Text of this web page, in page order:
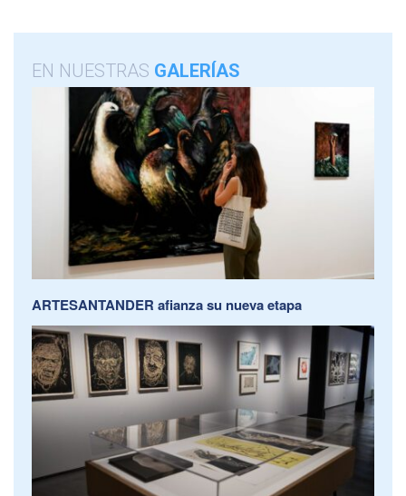
EN NUESTRAS GALERÍAS
ARTESANTANDER afianza su nueva etapa